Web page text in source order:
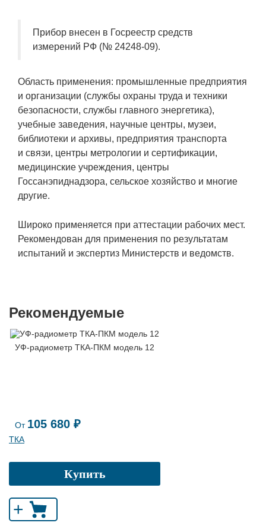
Прибор внесен в Госреестр средств
измерений РФ (№ 24248-09).
Область применения: промышленные предприятия
и организации (службы охраны труда и техники
безопасности, службы главного энергетика),
учебные заведения, научные центры, музеи,
библиотеки и архивы, предприятия транспорта
и связи, центры метрологии и сертификации,
медицинские учреждения, центры
Госсанэпиднадзора, сельское хозяйство и многие
другие.
Широко применяется при аттестации рабочих мест.
Рекомендован для применения по результатам
испытаний и экспертиз Министерств и ведомств.
Рекомендуемые
УФ-радиометр ТКА-ПКМ модель 12
От 105 680 ₽
ТКА
Купить
+